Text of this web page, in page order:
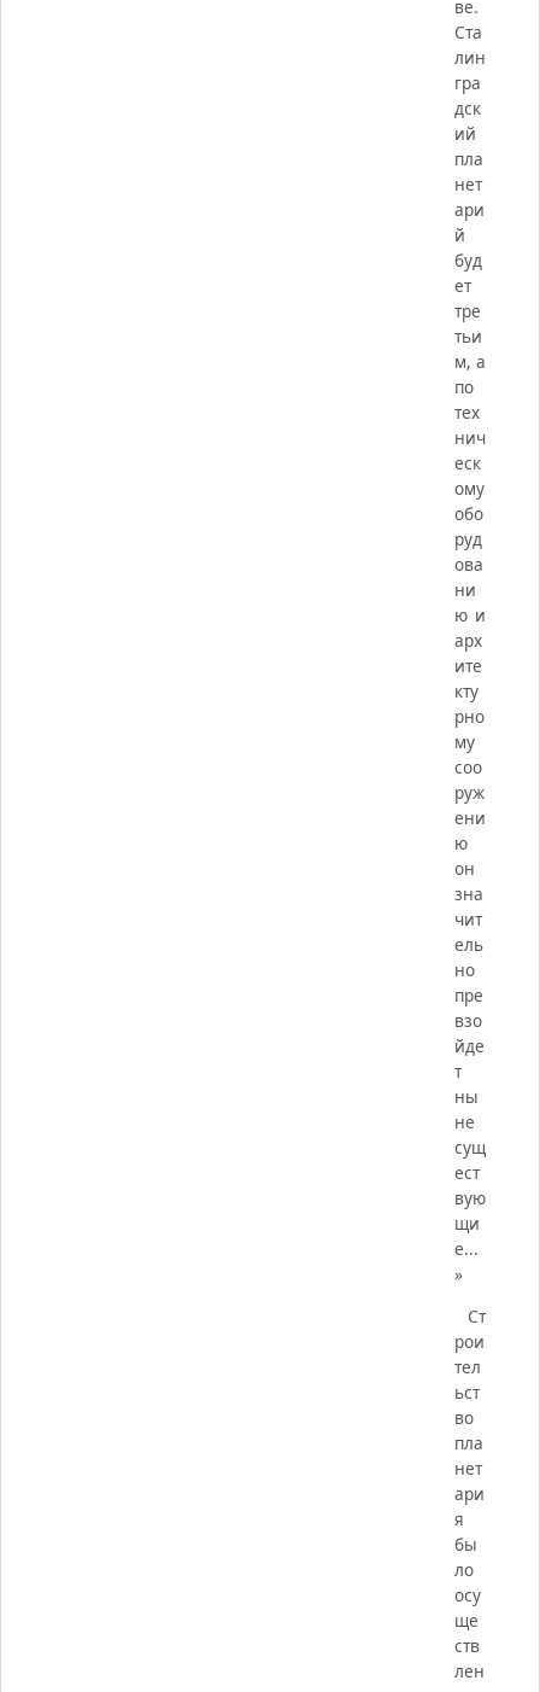
ве.
Ста
лин
гра
дск
ий
пла
нет
ари
й
буд
ет
тре
тьи
м, а
по
тех
нич
еск
ому
обо
руд
ова
ни
ю и
арх
ите
кту
рно
му
соо
руж
ени
ю
он
зна
чит
ель
но
пре
взо
йде
т
ны
не
сущ
ест
вую
щи
е...
»
Ст
рои
тел
ьст
во
пла
нет
ари
я
бы
ло
осу
ще
ств
лен